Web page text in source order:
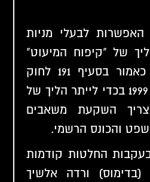
לבעלי מניות
של "קיפוח המיעוט"
(=עושק המיעוט), כאמור בסעיף 191 לחוק
החברות, תשנ"ט – 1999 בכדי לייתר הליך של
השקעת משאבים
והכונס הרשמי.
החלטות קודמות
ורדה אלשיך